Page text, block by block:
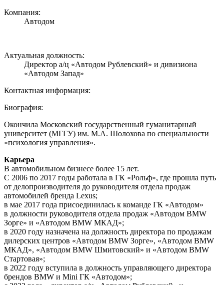
Компания:
Автодом
Актуальная должность:
Директор а/ц «Автодом Рублевский» и дивизиона
«Автодом Запад»
Контактная информация:
Биография:
Окончила Московский государственный гуманитарный
университет (МГГУ) им. М.А. Шолохова по специальности
«психология управления».
Карьера
В автомобильном бизнесе более 15 лет.
С 2006 по 2017 годы работала в ГК «Рольф», где прошла путь
от делопроизводителя до руководителя отдела продаж
автомобилей бренда Lexus;
в мае 2017 года присоединилась к команде ГК «Автодом»
в должности руководителя отдела продаж «Автодом BMW
Зорге» и «Автодом BMW МКАД»;
в 2020 году назначена на должность директора по продажам
дилерских центров «Автодом BMW Зорге», «Автодом BMW
МКАД», «Автодом BMW Шмитовский» и «Автодом BMW
Стартовая»;
в 2022 году вступила в должность управляющего директора
брендов BMW и Mini ГК «Автодом»;